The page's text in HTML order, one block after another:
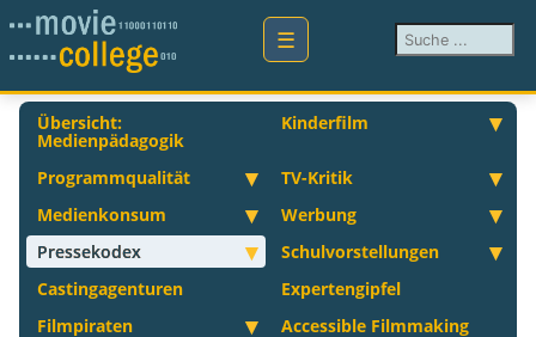
Suchen ...
Übersicht:
Medienpädagogik
Kinderfilm
Programmqualität
TV-Kritik
Medienkonsum
Werbung
Pressekodex
Schulvorstellungen
Castingagenturen
Expertengipfel
Filmpiraten
Accessible Filmmaking